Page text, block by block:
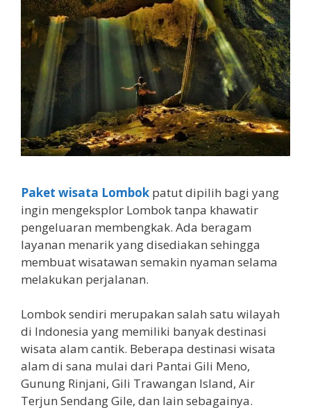
Paket wisata Lombok patut dipilih bagi yang
ingin mengeksplor Lombok tanpa khawatir
pengeluaran membengkak. Ada beragam
layanan menarik yang disediakan sehingga
membuat wisatawan semakin nyaman selama
melakukan perjalanan.
Lombok sendiri merupakan salah satu wilayah
di Indonesia yang memiliki banyak destinasi
wisata alam cantik. Beberapa destinasi wisata
alam di sana mulai dari Pantai Gili Meno,
Gunung Rinjani, Gili Trawangan Island, Air
Terjun Sendang Gile, dan lain sebagainya.